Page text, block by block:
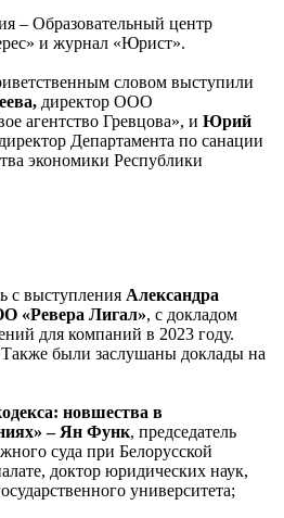
– Образовательный центр
и журнал «Юрист».
словом выступили
директор ООО
агентство Гревцова», и Юрий
директор Департамента по санации
экономики Республики
с выступления Александра
«Ревера Лигал», с докладом
для компаний в 2023 году.
были заслушаны доклады на
новшества в
– Ян Функ, председатель
суда при Белорусской
доктор юридических наук,
университета;